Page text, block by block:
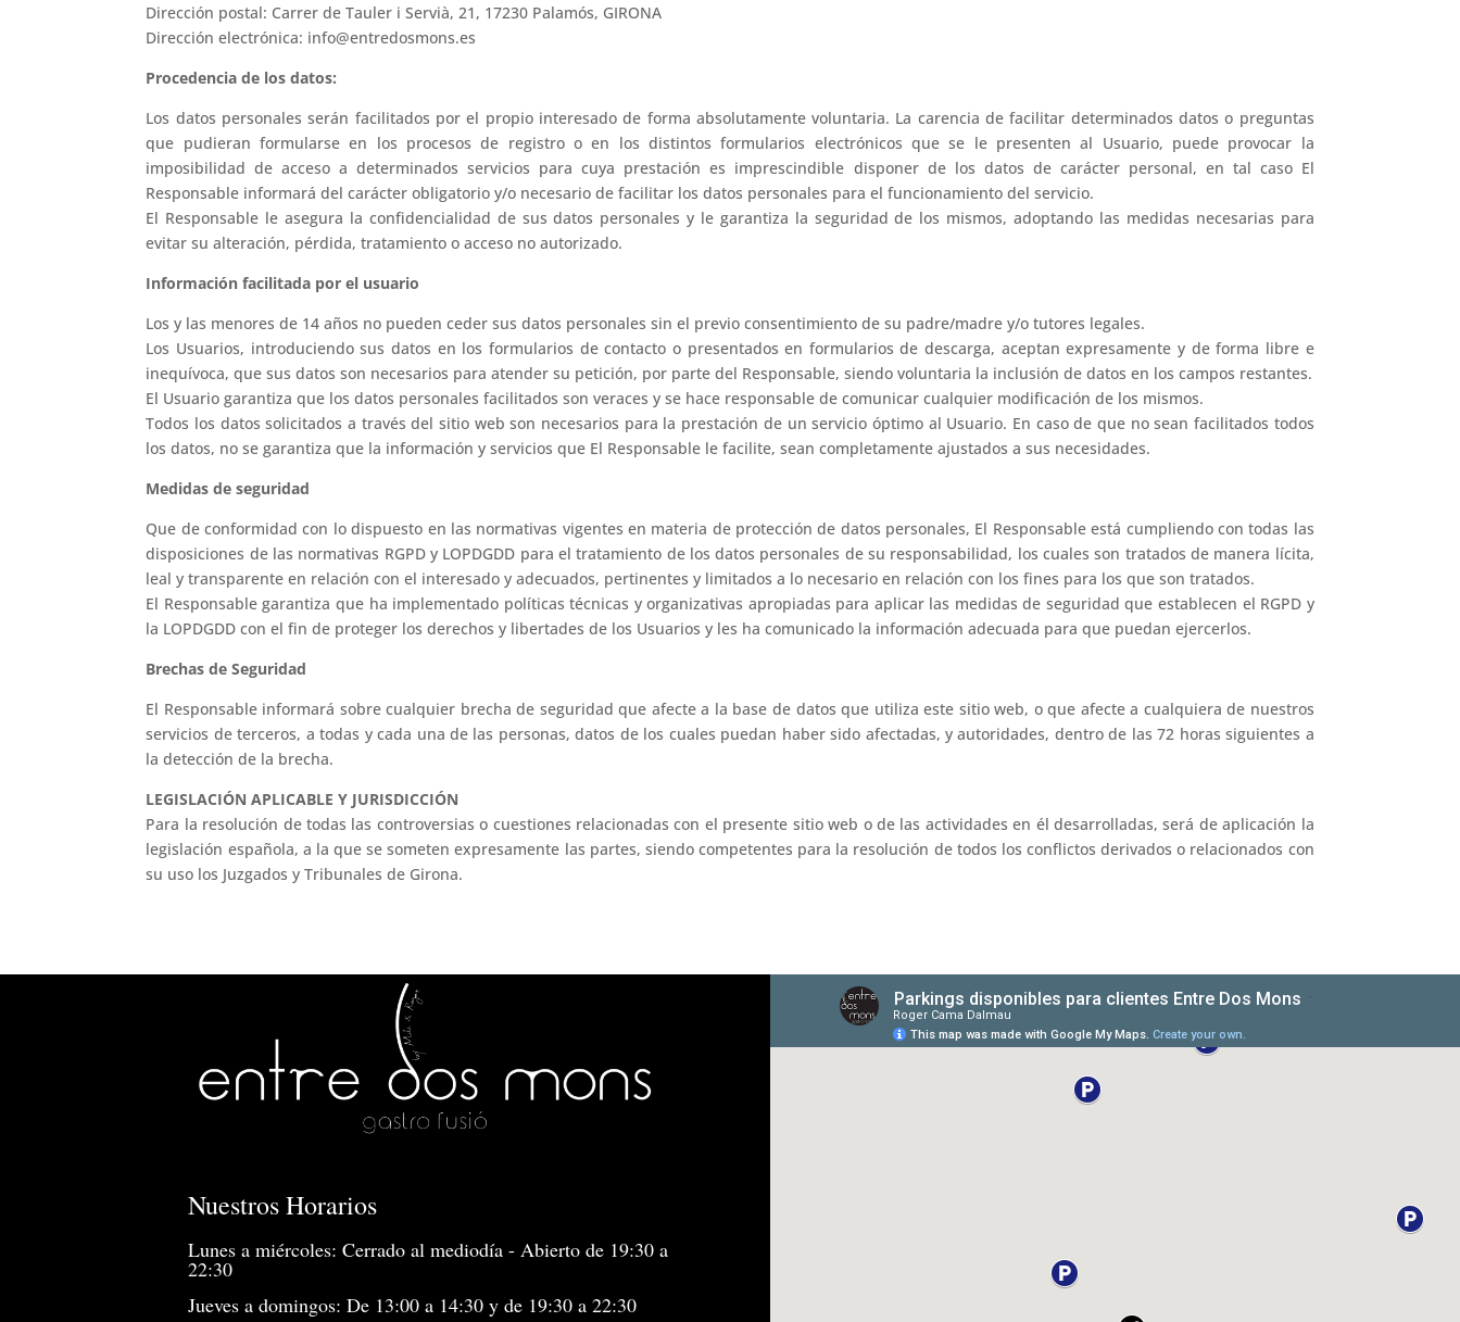
Dirección postal: Carrer de Tauler i Servià, 21, 17230 Palamós, GIRONA
Dirección electrónica: info@entredosmons.es
Procedencia de los datos:
Los datos personales serán facilitados por el propio interesado de forma absolutamente voluntaria. La carencia de facilitar determinados datos o preguntas
que pudieran formularse en los procesos de registro o en los distintos formularios electrónicos que se le presenten al Usuario, puede provocar la
imposibilidad de acceso a determinados servicios para cuya prestación es imprescindible disponer de los datos de carácter personal, en tal caso El
Responsable informará del carácter obligatorio y/o necesario de facilitar los datos personales para el funcionamiento del servicio.
El Responsable le asegura la confidencialidad de sus datos personales y le garantiza la seguridad de los mismos, adoptando las medidas necesarias para
evitar su alteración, pérdida, tratamiento o acceso no autorizado.
Información facilitada por el usuario
Los y las menores de 14 años no pueden ceder sus datos personales sin el previo consentimiento de su padre/madre y/o tutores legales.
Los Usuarios, introduciendo sus datos en los formularios de contacto o presentados en formularios de descarga, aceptan expresamente y de forma libre e
inequívoca, que sus datos son necesarios para atender su petición, por parte del Responsable, siendo voluntaria la inclusión de datos en los campos restantes.
El Usuario garantiza que los datos personales facilitados son veraces y se hace responsable de comunicar cualquier modificación de los mismos.
Todos los datos solicitados a través del sitio web son necesarios para la prestación de un servicio óptimo al Usuario. En caso de que no sean facilitados todos
los datos, no se garantiza que la información y servicios que El Responsable le facilite, sean completamente ajustados a sus necesidades.
Medidas de seguridad
Que de conformidad con lo dispuesto en las normativas vigentes en materia de protección de datos personales, El Responsable está cumpliendo con todas las
disposiciones de las normativas RGPD y LOPDGDD para el tratamiento de los datos personales de su responsabilidad, los cuales son tratados de manera lícita,
leal y transparente en relación con el interesado y adecuados, pertinentes y limitados a lo necesario en relación con los fines para los que son tratados.
El Responsable garantiza que ha implementado políticas técnicas y organizativas apropiadas para aplicar las medidas de seguridad que establecen el RGPD y
la LOPDGDD con el fin de proteger los derechos y libertades de los Usuarios y les ha comunicado la información adecuada para que puedan ejercerlos.
Brechas de Seguridad
El Responsable informará sobre cualquier brecha de seguridad que afecte a la base de datos que utiliza este sitio web, o que afecte a cualquiera de nuestros
servicios de terceros, a todas y cada una de las personas, datos de los cuales puedan haber sido afectadas, y autoridades, dentro de las 72 horas siguientes a
la detección de la brecha.
LEGISLACIÓN APLICABLE Y JURISDICCIÓN
Para la resolución de todas las controversias o cuestiones relacionadas con el presente sitio web o de las actividades en él desarrolladas, será de aplicación la
legislación española, a la que se someten expresamente las partes, siendo competentes para la resolución de todos los conflictos derivados o relacionados con
su uso los Juzgados y Tribunales de Girona.
Nuestros Horarios
Lunes a miércoles: Cerrado al mediodía - Abierto de 19:30 a
22:30
Jueves a domingos: De 13:00 a 14:30 y de 19:30 a 22:30